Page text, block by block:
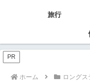
旅行
PR
ホーム ロングス